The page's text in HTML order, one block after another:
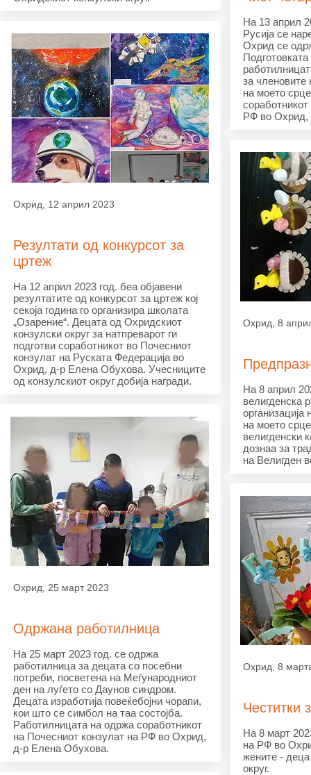
Охрид, 12 април 2023
Резултати од конкурсот за
цртеж
На 12 април 2023 год. беа објавени
резултатите од конкурсот за цртеж кој
секоја година го организира школата
„Озарение“. Децата од Охридскиот
конзулски округ за натпреварот ги
подготви соработникот во Почесниот
конзулат на Руската Федерација во
Охрид, д-р Елена Обухова. Учесниците
од конзулскиот округ добија награди.
Охрид, 25 март 2023
Одржана работилница
На 25 март 2023 год. се одржа
работилница за децата со посебни
потреби, посветена на Меѓународниот
ден на луѓето со Даунов синдром.
Децата изработија повеќебојни чорапи,
кои што се симбол на таа состојба.
Работилницата на одржа соработникот
на Почесниот конзулат на РФ во Охрид,
д-р Елена Обухова.
На 13 април
Русија се
Охрид се
за членовите
на моето
РФ во Охрид,
Охрид, 8
На 8 април
велигденска
организација
на моето
велигденски
дознаа за
на Велигден
Охрид, 8
Честитки
На 8 март
на РФ во
жените - деца
округ.